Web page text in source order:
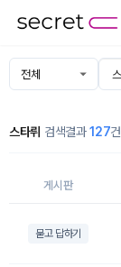
스타뤼 검색결과127건
게시판
묻고 답하기